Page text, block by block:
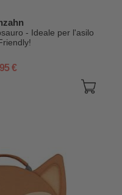
- Ideale per l'asilo
€